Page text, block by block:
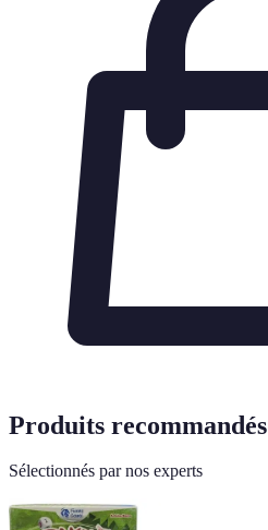
Produits recommandés
Sélectionnés par nos experts